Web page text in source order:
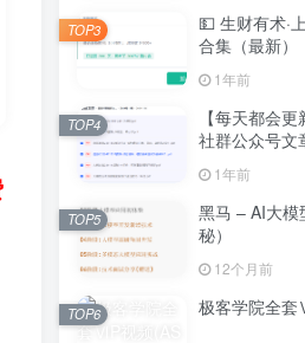
💵 生财有术·
合集（最新）
1年前
TOP3
【每天都会
社群公众号文
1年前
TOP4
黑马 – AI大模
秘）
12个月前
TOP5
极客学院全
TOP6